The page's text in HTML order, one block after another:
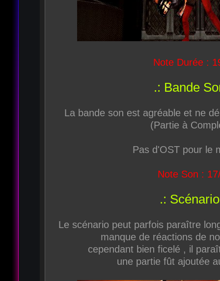
Note Durée :
.: Bande
La bande son est agréable et ne
(Partie à
Pas d'OST pour le
Note Son :
.:
Le scénario peut parfois paraître
manque de réactions de
cependant bien ficelé , il
une partie fût ajoutée